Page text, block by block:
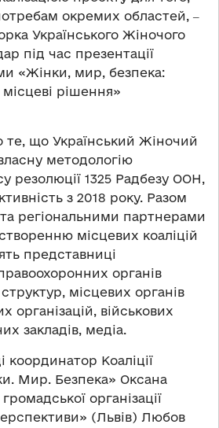
окремих областей, ‒
Українського Жіночого
під час презентації
«Жінки, мир, безпека:
рішення»
що Український Жіночий
методологію
резолюції 1325 Радбезу ООН,
з 2018 року. Разом
регіональними партнерами
місцевих коаліцій
представниці
органів
місцевих органів
організацій, військових
закладів, медіа.
координатор Коаліції
Мир. Безпека» Оксана
організації
(Львів) Любов